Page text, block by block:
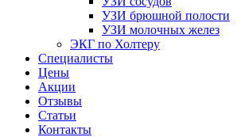
УЗИ брюшной полости
УЗИ молочных желез
ЭКГ по Холтеру
Специалисты
Цены
Акции
Отзывы
Статьи
Контакты